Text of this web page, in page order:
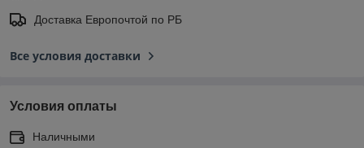
Доставка Европочтой по РБ
Все условия доставки
Условия оплаты
Наличными